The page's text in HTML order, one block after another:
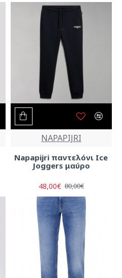
NAPAPIJRI
Napapijri παντελόνι Ice
Joggers μαύρο
48,00€ 80,00€